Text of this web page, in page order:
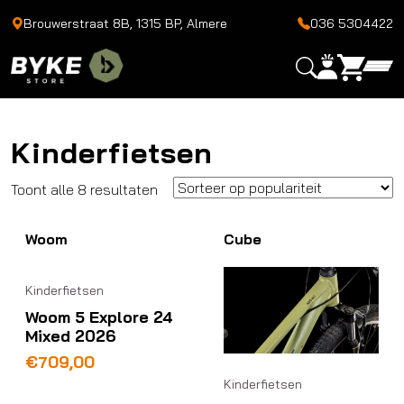
Brouwerstraat 8B, 1315 BP, Almere 036 5304422
Kinderfietsen
Toont alle 8 resultaten Gesorteerd
populariteit
Woom
Kinderfietsen
Woom 5 Explore 24
Mixed 2026
€709,00
Cube
Kinderfietsen